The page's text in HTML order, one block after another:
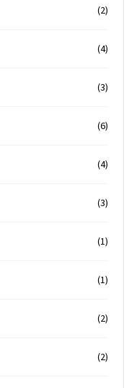
(2)
(4)
(3)
(6)
(4)
(3)
(1)
(1)
(2)
(2)